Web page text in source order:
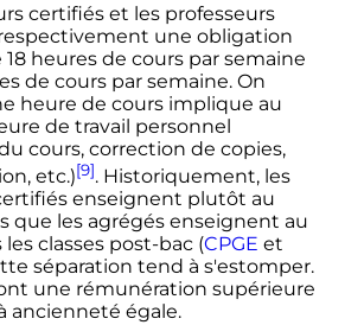
certifiés et les professeurs
une obligation
heures de cours par semaine
de cours par semaine. On
heure de cours implique au
de travail personnel
cours, correction de copies,
etc.)[9]. Historiquement, les
enseignent plutôt au
que les agrégés enseignent au
les classes post-bac (CPGE et
séparation tend à s'estomper.
une rémunération supérieure
ancienneté égale.